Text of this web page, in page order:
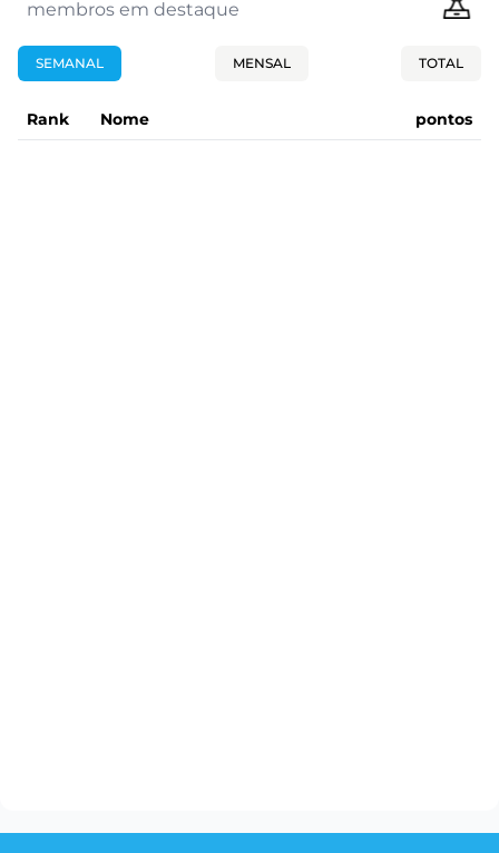
membros em destaque
SEMANAL MENSAL TOTAL
Rank Nome pontos